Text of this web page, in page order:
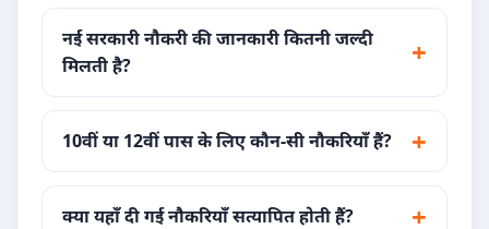
नई सरकारी नौकरी की जानकारी कितनी जल्दी
मिलती है?
10वीं या 12वीं पास के लिए कौन-सी नौकरियाँ हैं?
क्या यहाँ दी गई नौकरियाँ सत्यापित होती हैं?